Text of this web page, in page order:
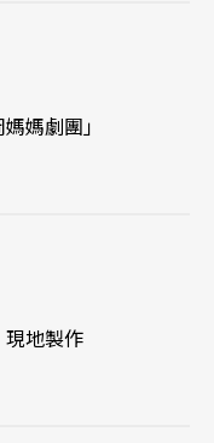
媽劇團」
地製作